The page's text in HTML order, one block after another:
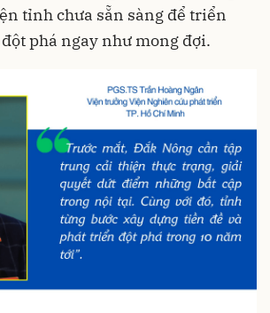
tỉnh chưa sẵn sàng để triển
phá ngay như mong đợi.